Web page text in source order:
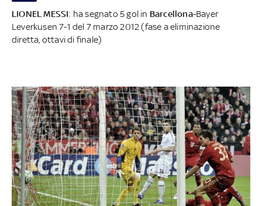
LIONEL MESSI: ha segnato 5 gol in Barcellona-Bayer
Leverkusen 7-1 del 7 marzo 2012 (fase a eliminazione
diretta, ottavi di finale)